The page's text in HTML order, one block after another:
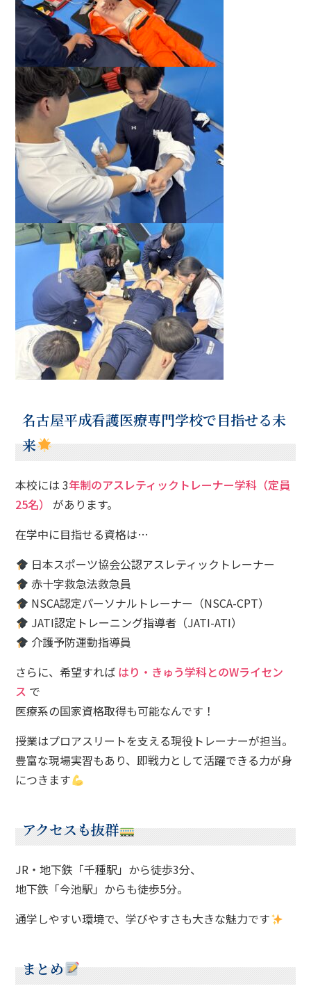
名古屋平成看護医療専門学校で目指せる未
来
本校には 3年制のアスレティックトレーナー学科（定員
25名）
があります。
在学中に目指せる資格は…
日本スポーツ協会公認アスレティックトレーナー
赤十字救急法救急員
NSCA認定パーソナルトレーナー（NSCA-CPT）
JATI認定トレーニング指導者（JATI-ATI）
介護予防運動指導員
さらに、希望すれば はり・きゅう学科とのWライセン
ス で
医療系の国家資格取得も可能なんです！
授業はプロアスリートを支える現役トレーナーが担当。
豊富な現場実習もあり、即戦力として活躍できる力が身
につきます
アクセスも抜群
JR・地下鉄「千種駅」から徒歩3分、
地下鉄「今池駅」からも徒歩5分。
通学しやすい環境で、学びやすさも大きな魅力です
まとめ